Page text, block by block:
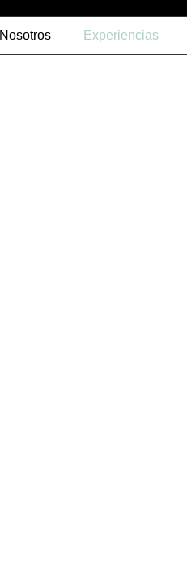
Nosotros Experiencias